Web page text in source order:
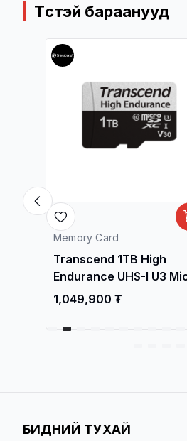
Төстэй бараанууд
Memory Card
Transcend 1TB High
Endurance UHS-I U3
SD Memory Card with SD
1,049,900 ₮
БИДНИЙ ТУХАЙ